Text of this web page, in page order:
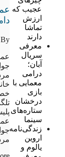
عجیب که
ارزش
تماشا
دارند
معرفی
سریال
آبان؛
درامی
معمایی با
بازی
درخشان
ستاره‌های
سینما
زندگی‌نامه
اروین
یالوم و
By |